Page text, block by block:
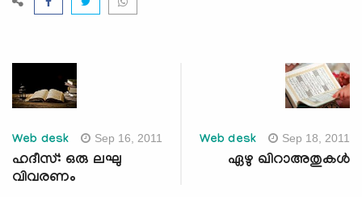
Web desk Sep 16, 2011
ഹദീസ്: ഒരു ലഘു
വിവരണം
Web desk Sep 18, 2011
ഏഴു ഖിറാഅതുകള്‍